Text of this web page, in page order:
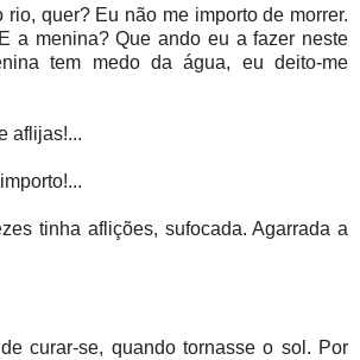
rio, quer? Eu não me importo de morrer.
a menina? Que ando eu a fazer neste
tem medo da água, eu deito-me
aflijas!...
tinha aflições, sufocada. Agarrada a
curar-se, quando tornasse o sol. Por